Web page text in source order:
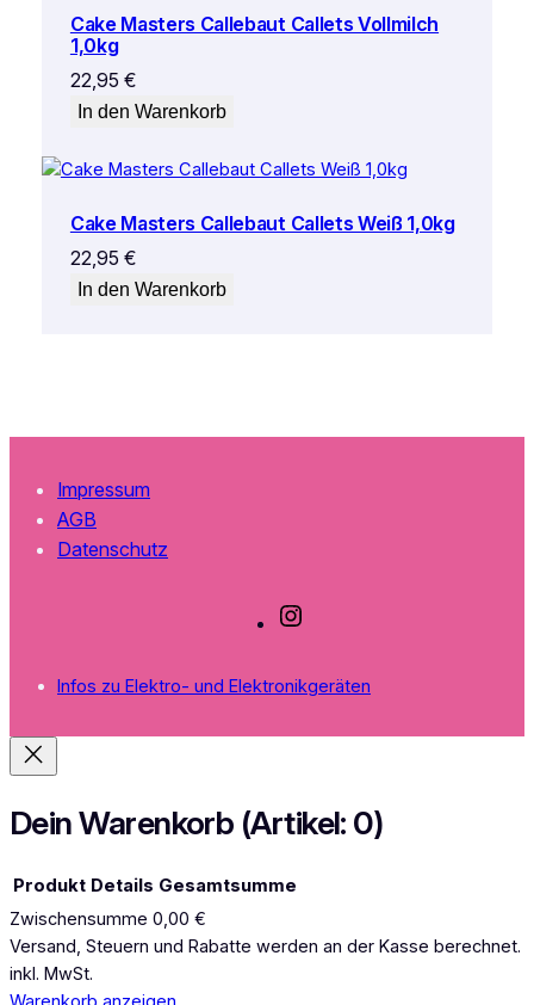
Cake Masters Callebaut Callets Vollmilch
1,0kg
22,95 €
In den Warenkorb
Cake Masters Callebaut Callets Weiß 1,0kg
22,95 €
In den Warenkorb
Impressum
AGB
Datenschutz
t
m
Infos zu Elektro- und Elektronikgeräten
Dein Warenkorb (Artikel: 0)
Produkte
im
Produkt Details Gesamtsumme
Zwischensumme 0,00 €
Versand, Steuern und Rabatte werden an der Kasse berechnet.
inkl. MwSt.